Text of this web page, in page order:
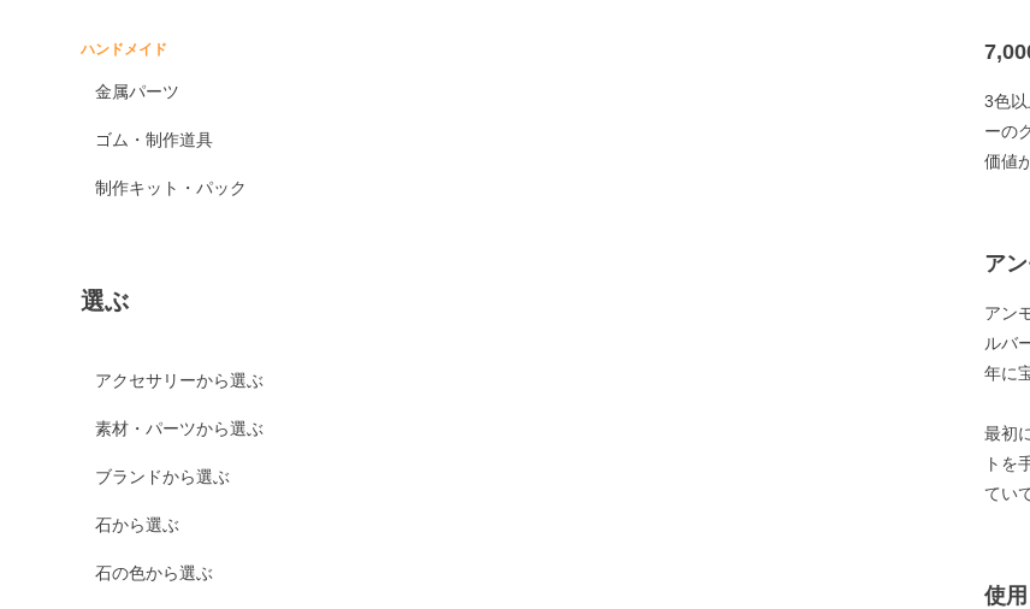
ハンドメイド
金属パーツ
ゴム・制作道具
制作キット・パック
選ぶ
アクセサリーから選ぶ
素材・パーツから選ぶ
ブランドから選ぶ
石から選ぶ
石の色から選ぶ
3色
ーの
価値
ア
アン
ルバ
年に
最初
トを
てい
使